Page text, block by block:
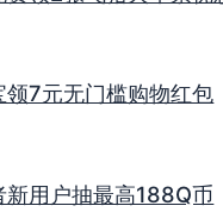
领7元无门槛购物红包
新用户抽最高188Q币